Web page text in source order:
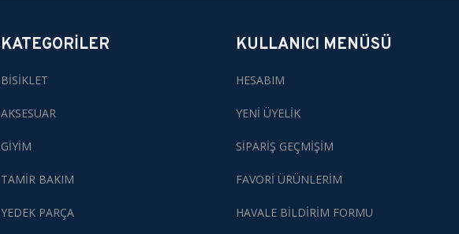
KATEGORİLER
BİSİKLET
AKSESUAR
GİYİM
TAMİR BAKIM
YEDEK PARÇA
KULLANICI MENÜSÜ
HESABIM
YENİ ÜYELİK
SİPARİŞ GEÇMİŞİM
FAVORİ ÜRÜNLERİM
HAVALE BİLDİRİM FORMU